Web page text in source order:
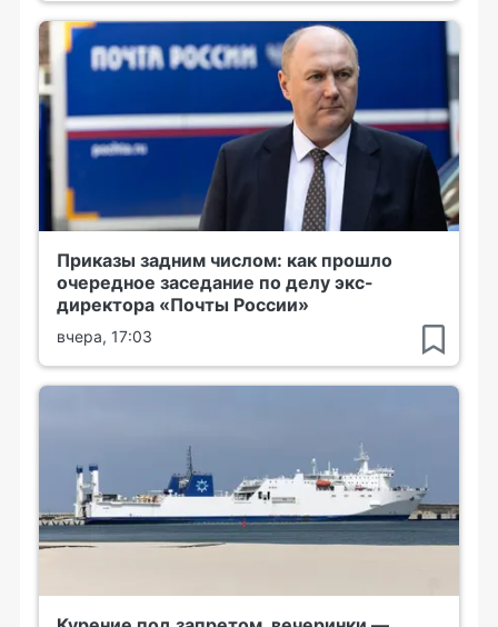
Приказы задним числом: как прошло
очередное заседание по делу экс-
директора «Почты России»
вчера, 17:03